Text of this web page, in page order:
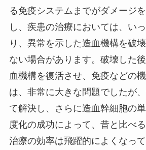
る免疫システムまでがダメージ
し、疾患の治療においては、い
り、異常を示した造血機構を破
ない場合があります。破壊した
血機構を復活させ、免疫などの
は、非常に大きな問題でしたが
て解決し、さらに造血幹細胞の
度化の成功によって、昔と比べる
治療の効率は飛躍的によくなって